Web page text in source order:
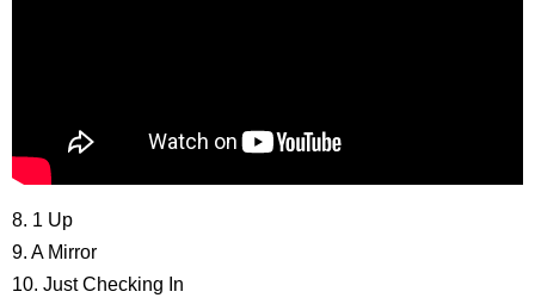
8. 1 Up
9. A Mirror
10. Just Checking In